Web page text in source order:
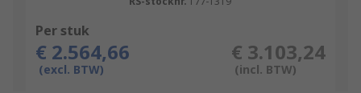
Per stuk
€ 2.564,66
(excl. BTW)
€ 3.103,24
(incl. BTW)